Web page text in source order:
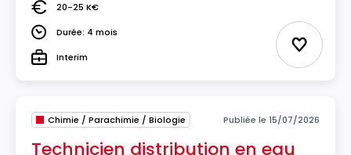
Salaire20-25 K€
DuréeDurée: 4 mois
TypeInterim Ajouter
Chimie / Parachimie / Biologie Publiée le 15/07/2026
Technicien distribution en eau